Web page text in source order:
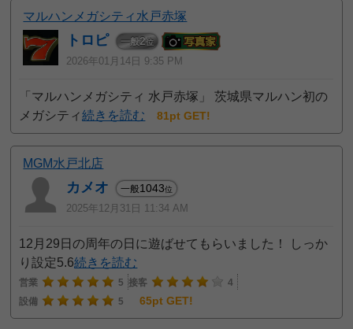
マルハンメガシティ水戸赤塚
トロピ 一般2位
2026年01月14日 9:35 PM
「マルハンメガシティ 水戸赤塚」 茨城県マルハン初の
メガシティ続きを読む 81pt GET!
MGM水戸北店
カメオ 一般1043位
2025年12月31日 11:34 AM
12月29日の周年の日に遊ばせてもらいました！ しっか
り設定5.6続きを読む
営業 5 接客
4
設備
5 65pt GET!